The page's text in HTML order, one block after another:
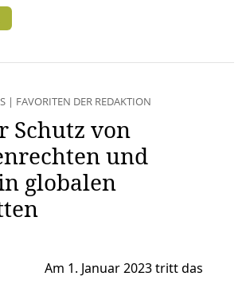
| FAVORITEN DER REDAKTION
Schutz von
und
globalen
Am 1. Januar 2023 tritt das